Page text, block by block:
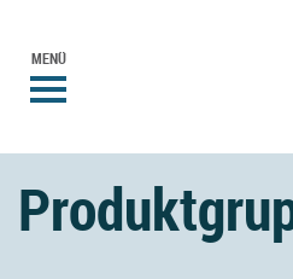
MENÜ